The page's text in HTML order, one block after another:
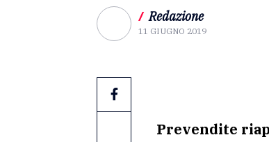
/ Redazione
11 GIUGNO 2019
Prevendite